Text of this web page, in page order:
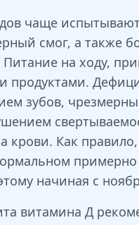
чаще
смог, а
на ходу,
зубов,
Как
начиная с
витамина Д